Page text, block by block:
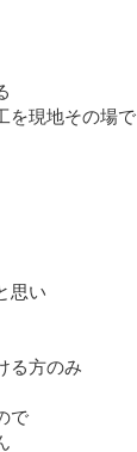
を現地その場で
思い
る方のみ
で